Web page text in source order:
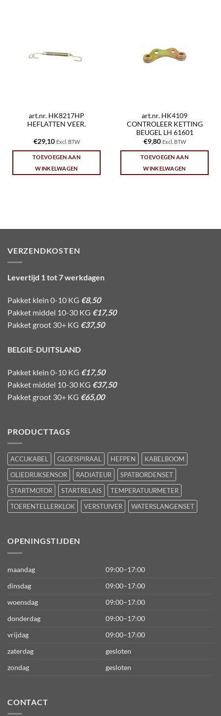
art.nr. HK8217HP
HEFLATTEN VEER.
€29,10 Excl. BTW
TOEVOEGEN AAN
WINKELWAGEN
art.nr. HK4109
CONTROLEER KETTING
BEUGEL LH 61601
€9,80 Excl. BTW
TOEVOEGEN AAN
WINKELWAGEN
VERZENDKOSTEN
Levertijd 1 tot 7 werkdagen
Pakket klein 0-10 KG €8,50
Pakket middel 10-30 KG €17,50
Pakket groot 30+ KG €37,50
BELGIE-DUITSLAND
Pakket klein 0-10 KG €17,50
Pakket middel 10-30 KG €37,50
Pakket groot 30+ KG €65,00
PRODUCTTAGS
ACCUKABEL GLOEISPIRAAL HEFPEN
KABELBOOM
OLIEDRUKSENSOR
RADIATEUR
SPATBORDENSET
STARTMOTOR
STARTRELAIS
TEMPERATUURMETER
TOERENTELLERKLOK
VERSTUIVER WATERSLANGENSET
OPENINGSTIJDEN
maandag
09:00–17:00
dinsdag
09:00–17:00
woensdag
09:00–17:00
donderdag
09:00–17:00
vrijdag
09:00–17:00
zaterdag
gesloten
zondag
gesloten
CONTACT